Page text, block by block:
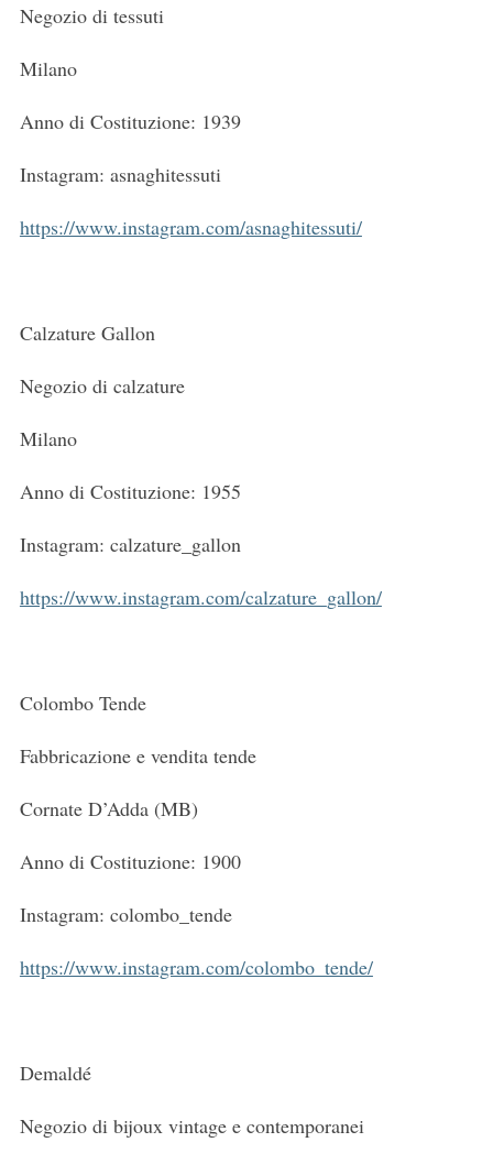
Negozio di tessuti
Milano
Anno di Costituzione: 1939
Instagram: asnaghitessuti
https://www.instagram.com/asnaghitessuti/
Calzature Gallon
Negozio di calzature
Milano
Anno di Costituzione: 1955
Instagram: calzature_gallon
https://www.instagram.com/calzature_gallon/
Colombo Tende
Fabbricazione e vendita tende
Cornate D’Adda (MB)
Anno di Costituzione: 1900
Instagram: colombo_tende
https://www.instagram.com/colombo_tende/
Demaldé
Negozio di bijoux vintage e contemporanei